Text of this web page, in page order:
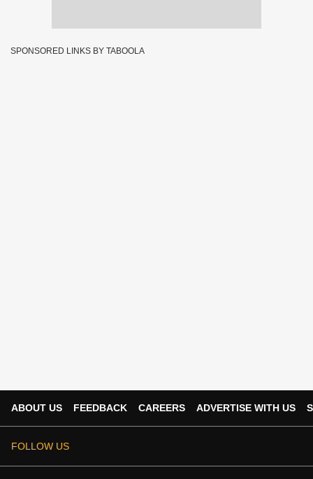
SPONSORED LINKS BY TABOOLA
ABOUT US FEEDBACK CAREERS ADVERTISE WITH US
FOLLOW US